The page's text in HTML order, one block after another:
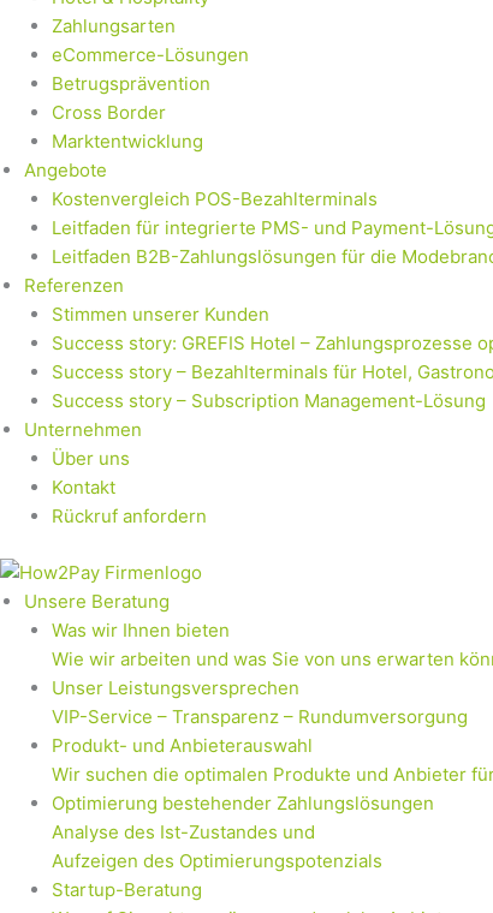
Zahlungsarten
eCommerce-Lösungen
Betrugsprävention
Cross Border
Marktentwicklung
Angebote
Kostenvergleich POS-Bezahlterminals
Leitfaden für integrierte PMS- und Payment-
Leitfaden B2B-Zahlungslösungen für die
Referenzen
Stimmen unserer Kunden
Success story: GREFIS Hotel – Zahlungsprozesse
Success story – Bezahlterminals für Hotel,
Success story – Subscription Management-Lösung
Unternehmen
Über uns
Kontakt
Rückruf anfordern
Unsere Beratung
Was wir Ihnen bieten
Wie wir arbeiten und was Sie von uns erwarten
Unser Leistungsversprechen
VIP-Service – Transparenz – Rundumversorgung
Produkt- und Anbieterauswahl
Wir suchen die optimalen Produkte und Anbieter
Optimierung bestehender Zahlungslösungen
Analyse des Ist-Zustandes und
Aufzeigen des Optimierungspotenzials
Startup-Beratung